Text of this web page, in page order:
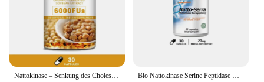
Nattokinase – Senkung des Cholesterins, unterstützt die Gesundheit von Herz und Gehirn, Herz-Kreislauf-Gesundheit, fördert die Durchblutung Bio Nattokinase Serine Peptidase Glutenfreie Immununterstützung Nicht-GMO 120-vegetarisches Nahrungsergänzungsmittel